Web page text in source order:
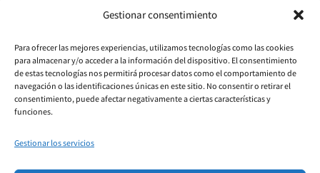
Gestionar consentimiento
Para ofrecer las mejores experiencias, utilizamos tecnologías como las cookies
para almacenar y/o acceder a la información del dispositivo. El consentimiento
de estas tecnologías nos permitirá procesar datos como el comportamiento de
navegación o las identificaciones únicas en este sitio. No consentir o retirar el
consentimiento, puede afectar negativamente a ciertas características y
funciones.
Gestionar los servicios
Alternative:
©2026 – Hydrometal Canarias SL